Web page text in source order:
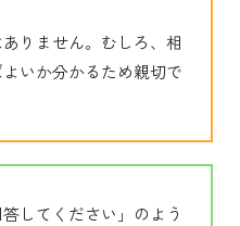
りません。むしろ、相
いか分かるため親切で
してください」のよう